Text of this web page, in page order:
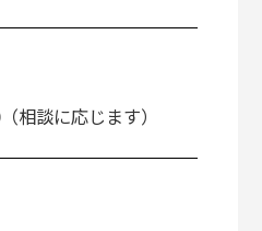
相談に応じます）